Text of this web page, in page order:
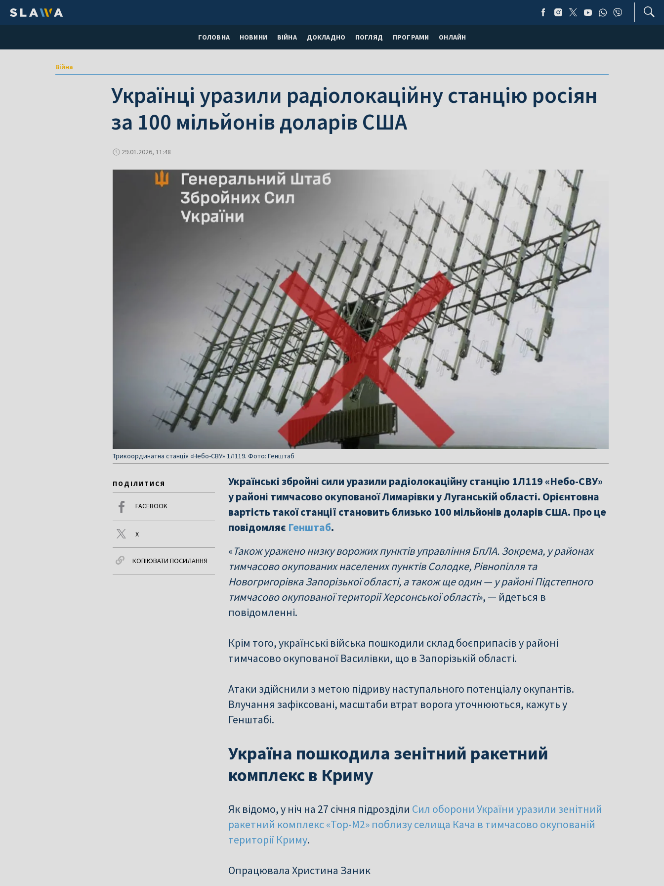
ГОЛОВНА НОВИНИ ВІЙНА ДОКЛАДНО ПОГЛЯД ПРОГРАМИ ОНЛАЙН
Війна
Українці уразили радіолокаційну станцію росіян
за 100 мільйонів доларів США
29.01.2026, 11:48
Трикоординатна станція «Небо-СВУ» 1Л119. Фото: Генштаб
ПОДІЛИТИСЯ
FACEBOOK
X
КОПІЮВАТИ ПОСИЛАННЯ
Українські збройні сили уразили радіолокаційну станцію 1Л119 «Небо-СВУ»
у районі тимчасово окупованої Лимарівки у Луганській області. Орієнтовна
вартість такої станції становить близько 100 мільйонів доларів США. ​Про це
повідомляє Генштаб.
«Також уражено низку ворожих пунктів управління БпЛА. Зокрема, у районах
тимчасово окупованих населених пунктів Солодке, Рівнопілля та
Новогригорівка Запорізької області, а також ще один — у районі Підстепного
тимчасово окупованої території Херсонської області», — йдеться в
повідомленні.
Крім того, українські війська пошкодили склад боєприпасів у районі
тимчасово окупованої Василівки, що в Запорізькій області.
Атаки здійснили з метою підриву наступального потенціалу окупантів.
Влучання зафіксовані, масштаби втрат ворога уточнюються, кажуть у
Генштабі.
Україна пошкодила зенітний ракетний
комплекс в Криму
Як відомо, у ніч на 27 січня підрозділи Сил оборони України уразили зенітний
ракетний комплекс «Тор-М2» поблизу селища Кача в тимчасово окупованій
території Криму.
Опрацювала Христина Заник